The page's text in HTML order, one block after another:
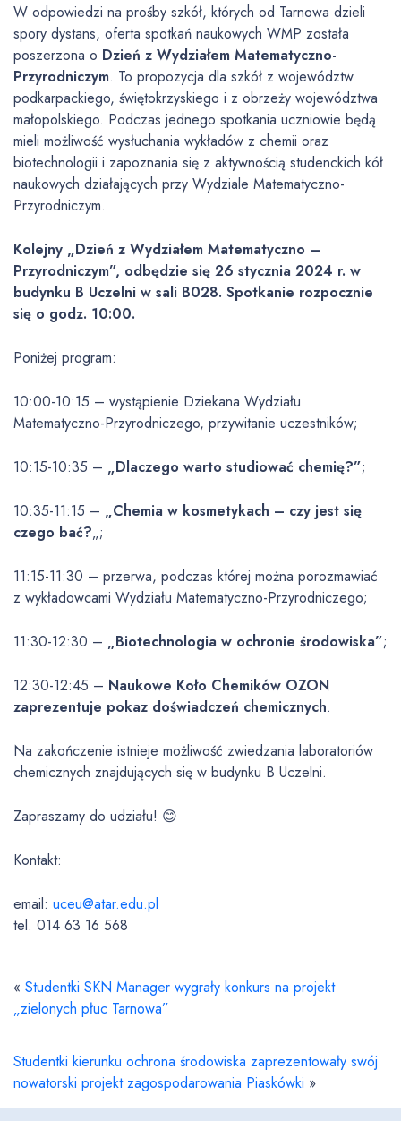
W odpowiedzi na prośby szkół, których od Tarnowa dzieli
spory dystans, oferta spotkań naukowych WMP została
poszerzona o Dzień z Wydziałem Matematyczno-
Przyrodniczym. To propozycja dla szkół z województw
podkarpackiego, świętokrzyskiego i z obrzeży województwa
małopolskiego. Podczas jednego spotkania uczniowie będą
mieli możliwość wysłuchania wykładów z chemii oraz
biotechnologii i zapoznania się z aktywnością studenckich kół
naukowych działających przy Wydziale Matematyczno-
Przyrodniczym.
Kolejny „Dzień z Wydziałem Matematyczno –
Przyrodniczym”, odbędzie się 26 stycznia 2024 r. w
budynku B Uczelni w sali B028. Spotkanie rozpocznie
się o godz. 10:00.
Poniżej program:
10:00-10:15 – wystąpienie Dziekana Wydziału
Matematyczno-Przyrodniczego, przywitanie uczestników;
10:15-10:35 – „Dlaczego warto studiować chemię?”;
10:35-11:15 – „Chemia w kosmetykach – czy jest się
czego bać?„;
11:15-11:30 – przerwa, podczas której można porozmawiać
z wykładowcami Wydziału Matematyczno-Przyrodniczego;
11:30-12:30 – „Biotechnologia w ochronie środowiska”;
12:30-12:45 – Naukowe Koło Chemików OZON
zaprezentuje pokaz doświadczeń chemicznych.
Na zakończenie istnieje możliwość zwiedzania laboratoriów
chemicznych znajdujących się w budynku B Uczelni.
Zapraszamy do udziału! 😊
Kontakt:
email: uceu@atar.edu.pl
tel. 014 63 16 568
« Studentki SKN Manager wygrały konkurs na projekt
„zielonych płuc Tarnowa”
Studentki kierunku ochrona środowiska zaprezentowały swój
nowatorski projekt zagospodarowania Piaskówki »